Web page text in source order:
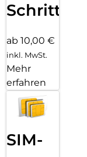
Schritten
ab 10,00 €
inkl. MwSt.
Mehr
erfahren
SIM-